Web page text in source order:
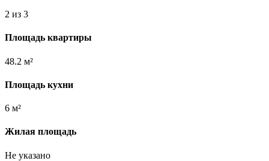
2 из 3
Площадь квартиры
48.2 м²
Площадь кухни
6 м²
Жилая площадь
Не указано